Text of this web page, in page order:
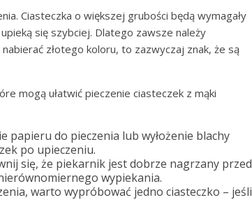
Ciasteczka o większej grubości będą wymagały
się szybciej. Dlatego zawsze należy
nabierać złotego koloru, to zazwyczaj znak, że są
mogą ułatwić pieczenie ciasteczek z mąki
papieru do pieczenia lub wyłożenie blachy
po upieczeniu.
się, że piekarnik jest dobrze nagrzany przed
wypiekania.
warto wypróbować jedno ciasteczko – jeśli